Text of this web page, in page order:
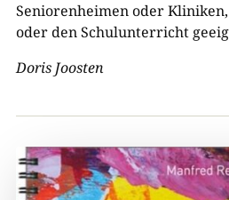
Seniorenheimen oder
oder den Schulunterricht
Doris Joosten